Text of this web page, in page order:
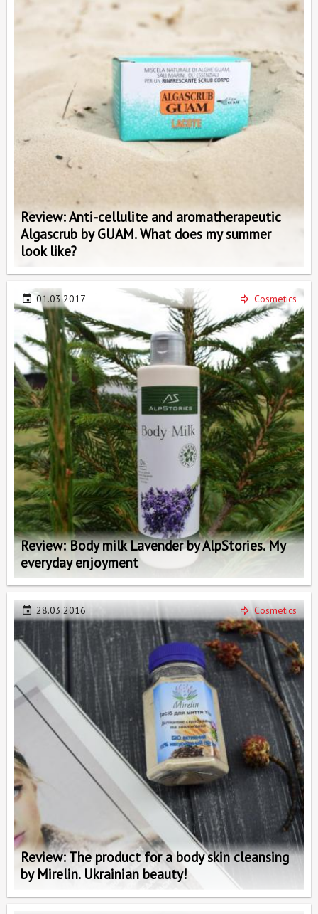
Review: Anti-cellulite and aromatherapeutic
Algascrub by GUAM. What does my summer
look like?
01.03.2017 Cosmetics
Review: Body milk Lavender by AlpStories. My
everyday enjoyment
28.03.2016 Cosmetics
Review: The product for a body skin cleansing
by Mirelin. Ukrainian beauty!